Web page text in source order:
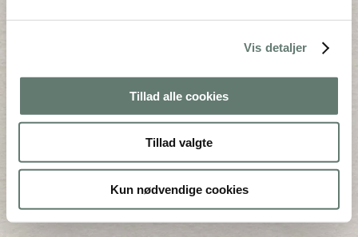
Vis detaljer
Tillad alle cookies
Tillad valgte
Kun nødvendige cookies
Mothering Guiding | CVR 28237618 |
rose@rosemaimonide.com |Handelsbetingelser
Copyright 2026 – Rose Maimonide. All Rights
Reserved. Webdesign byDIGITAL TALES.